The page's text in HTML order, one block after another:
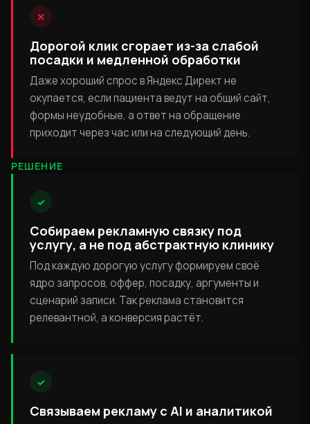
✕
Дорогой клик сгорает из-за слабой
посадки и медленной обработки
Даже хороший спрос в Яндекс Директ не
окупается, если пациента ведут на общий сайт,
формы неудобные, а ответ на обращение
приходит через час или на следующий день.
РЕШЕНИЕ
✓
Собираем рекламную связку под
услугу, а не под абстрактную клинику
Под каждую дорогую услугу формируем своё
ядро запросов, оффер, посадку, аргументы и
сценарий записи. Так реклама становится
релевантной, а конверсия растёт.
✓
Связываем рекламу с AI и аналитикой